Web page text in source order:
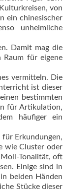
von
ein chinesischer
unheimliche
Damit mag die
Raum für eigene
vermitteln. Die
ist dieser
bestimmten
für Artikulation,
häufiger ein
für Erkundungen,
wie Cluster oder
Tonalität, oft
Einige sind in
beiden Händen
Stücke dieser